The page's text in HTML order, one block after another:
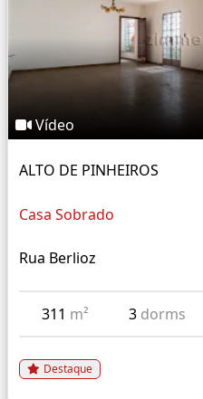
Vídeo
ALTO DE PINHEIROS
Casa Sobrado
Rua Berlioz
311 m² 3 dorms
Destaque